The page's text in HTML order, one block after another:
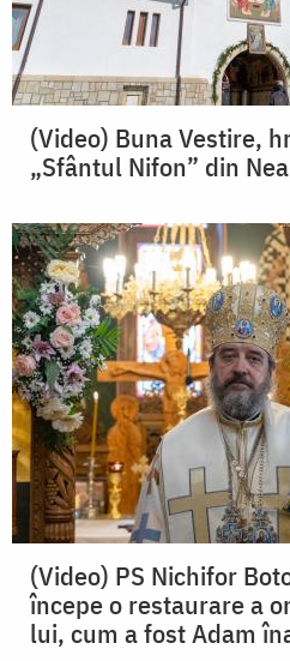
(Video) Buna Vestire,
„Sfântul Nifon” din
(Video) PS Nichifor
începe o restaurare a
lui, cum a fost Adam